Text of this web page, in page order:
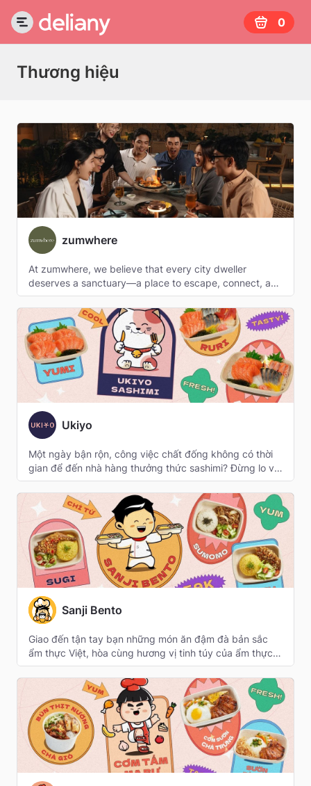
0
Thương hiệu
zumwhere
At zumwhere, we believe that every city dweller
deserves a sanctuary—a place to escape, connect, and
rejuvenate. Our diverse fusion cuisine reflects this
ethos, combining global culinary styles to create dishes
that are as innovative as they are comforting.
Step into zumwhere, where the city's energy meets the
calm of a resort. Here, modern sophistication and urban
comfort come together to create unforgettable
moments. Join us and discover your perfect city oasis.
Ukiyo
Một ngày bận rộn, công việc chất đống không có thời
gian để đến nhà hàng thưởng thức sashimi? Đừng lo vì
đã có Ukiyo với dịch vụ delivery tiện lợi với công nghệ
đóng gói cao cấp, giúp lưu giữ độ tươi ngon của
sashimi trong suốt quãng đường!
Sanji Bento
Giao đến tận tay bạn những món ăn đậm đà bản sắc
ẩm thực Việt, hòa cùng hương vị tinh túy của ẩm thực
thế giới trong quy trình chế biến và vận chuyển đạt
chuẩn, để bạn luôn có đa dạng lựa chọn cho bữa ăn
mỗi ngày